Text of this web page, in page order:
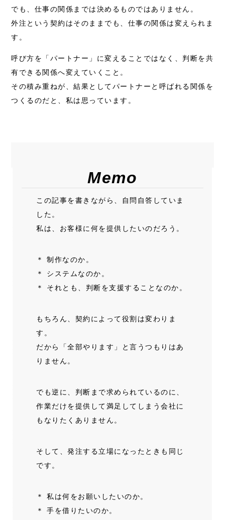
でも、仕事の関係までは決めるものではありません。
外注という契約はそのままでも、仕事の関係は変えられま
す。
呼び方を「パートナー」に変えることではなく、判断を共
有できる関係へ変えていくこと。
その積み重ねが、結果としてパートナーと呼ばれる関係を
つくるのだと、私は思っています。
Memo
この記事を書きながら、自問自答していま
した。
私は、お客様に何を提供したいのだろう。
＊ 制作なのか。
＊ システムなのか。
＊ それとも、判断を支援することなのか。
もちろん、契約によって役割は変わりま
す。
だから「全部やります」と言うつもりはあ
りません。
でも逆に、判断まで求められているのに、
作業だけを提供して満足してしまう会社に
もなりたくありません。
そして、発注する立場になったときも同じ
です。
＊ 私は何をお願いしたいのか。
＊ 手を借りたいのか。